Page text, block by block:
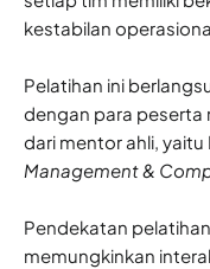
kestabilan
Pelatihan ini
dengan para
dari mentor ahli,
Management &
Pendekatan
memungkinkan